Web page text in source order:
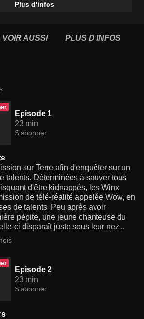
Plus d'infos
VOIR AUSSI PLUS D'INFOS
Episode 1
23 min
S'abonner
sur Terre afin d'enquêter sur un
talents. Déterminées à sauver tous
d'être kidnappés, les Winx
de télé-réalité appelée Wow, en
de talents. Peu après avoir
pépite, une jeune chanteuse du
ci disparaît juste sous leur nez...
Episode 2
23 min
S'abonner